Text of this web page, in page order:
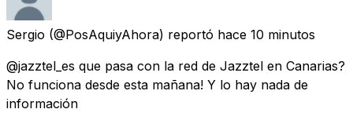
Sergio (@PosAquiyAhora) reportó hace 10 minutos
@jazztel_es que pasa con la red de Jazztel en Canarias?
No funciona desde esta mañana! Y lo hay nada de
información